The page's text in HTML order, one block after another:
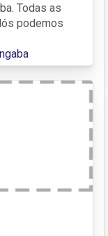
Todas as
podemos